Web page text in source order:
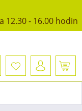
12.30 - 16.00 hodin